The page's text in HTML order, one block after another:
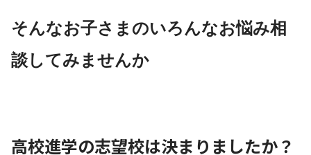
そんなお子さまのいろんなお悩み相
談してみませんか
高校進学の志望校は決まりましたか？